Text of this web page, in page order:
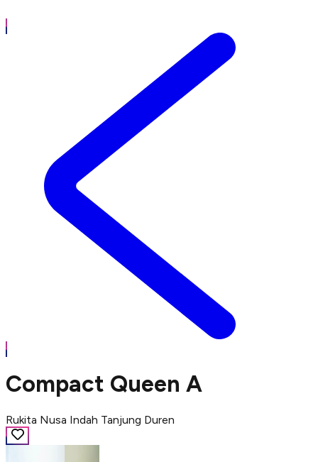
Compact Queen A
Rukita Nusa Indah Tanjung Duren